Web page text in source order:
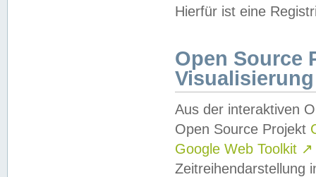
Hierfür ist eine
Open Source
Visualisierung
Aus der interaktiven
Open Source Projekt
Google Web Toolkit ↗
Zeitreihendarstellung